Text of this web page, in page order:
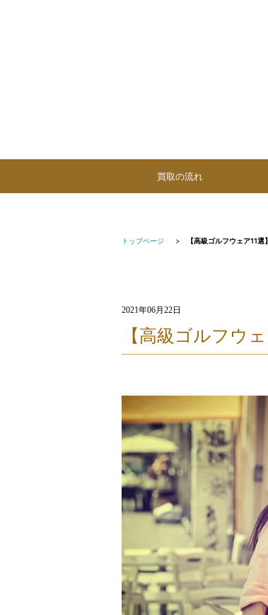
買取の流れ
トップページ 【高級ゴルフウェア11
2021年06月22日
【高級ゴルフウ